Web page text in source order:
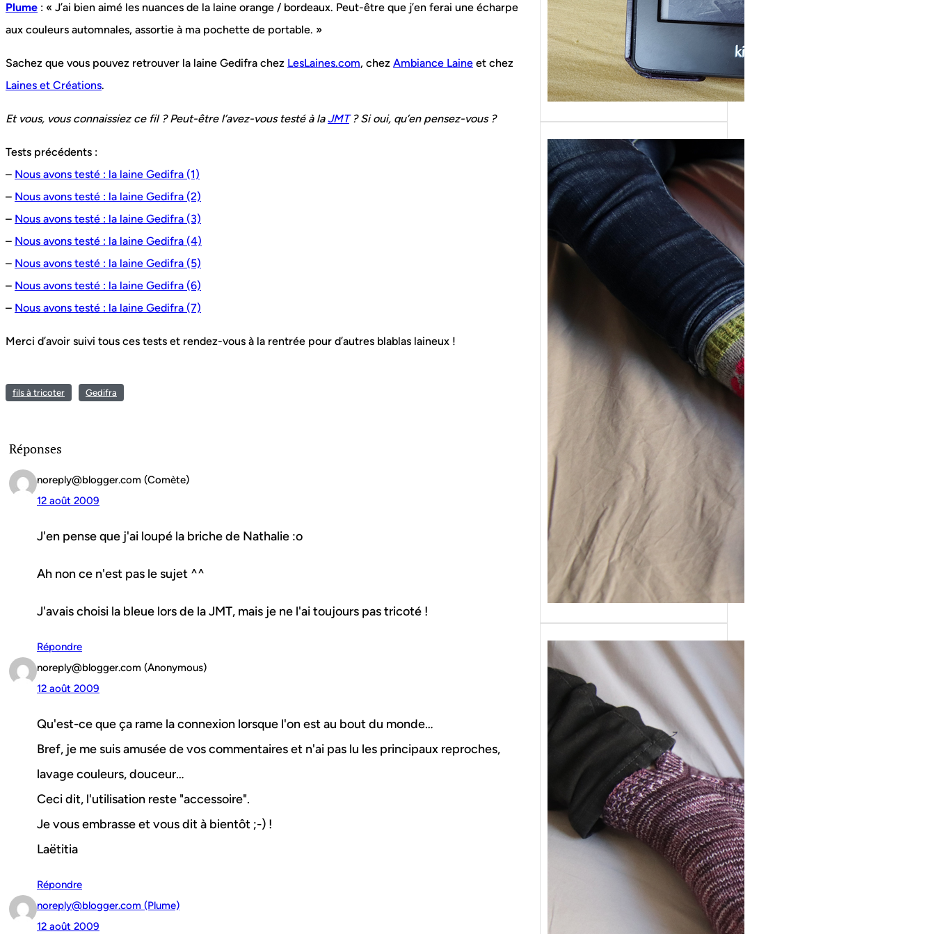
Plume : « J’ai bien aimé les nuances de la laine orange / bordeaux. Peut-être que j’en ferai une écharpe
aux couleurs automnales, assortie à ma pochette de portable. »
Sachez que vous pouvez retrouver la laine Gedifra chez LesLaines.com, chez Ambiance Laine et chez
Laines et Créations.
Et vous, vous connaissiez ce fil ? Peut-être l’avez-vous testé à laJMT? Si oui, qu’en pensez-vous ?
Tests précédents :
– Nous avons testé : la laine Gedifra (1)
– Nous avons testé : la laine Gedifra (2)
– Nous avons testé : la laine Gedifra (3)
– Nous avons testé : la laine Gedifra (4)
– Nous avons testé : la laine Gedifra (5)
– Nous avons testé : la laine Gedifra (6)
– Nous avons testé : la laine Gedifra (7)
Merci d’avoir suivi tous ces tests et rendez-vous à la rentrée pour d’autres blablas laineux !
fils à tricoter Gedifra
Réponses
noreply@blogger.com (Comète)
12 août 2009
J'en pense que j'ai loupé la briche de Nathalie :o
Ah non ce n'est pas le sujet ^^
J'avais choisi la bleue lors de la JMT, mais je ne l'ai toujours pas tricoté !
Répondre
noreply@blogger.com (Anonymous)
12 août 2009
Qu'est-ce que ça rame la connexion lorsque l'on est au bout du monde…
Bref, je me suis amusée de vos commentaires et n'ai pas lu les principaux reproches,
lavage couleurs, douceur…
Ceci dit, l'utilisation reste "accessoire".
Je vous embrasse et vous dit à bientôt ;-) !
Laëtitia
Répondre
noreply@blogger.com (Plume)
12 août 2009
{Tricot} Flower
power socks
Ce patron a été
initialement créé pour les
membres de…
{Tricot} Le défi 2026 :
Je tricote mes
socquettes
C’est la 4ème année
consécutive que
j’organise un défi de…